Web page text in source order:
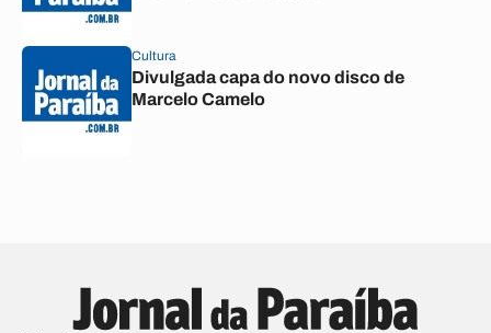
Cultura
Divulgada capa do novo disco de
Marcelo Camelo